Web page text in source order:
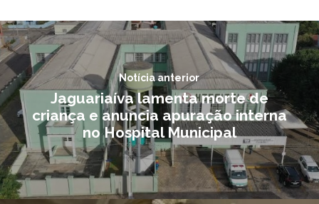
Notícia anterior
Jaguariaíva lamenta morte de
criança e anuncia apuração interna
no Hospital Municipal